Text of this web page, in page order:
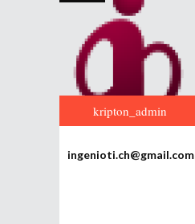
kripton_admin
ingenioti.ch@gmail.com